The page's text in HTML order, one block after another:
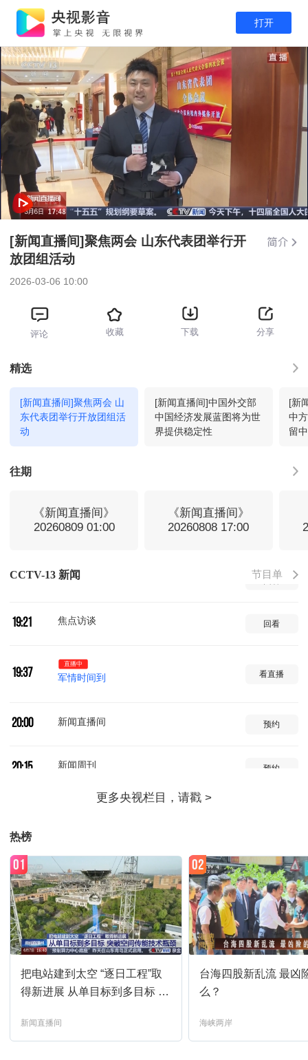
打开
[新闻直播间]聚焦两会 山东代表团举行开
放团组活动
2026-03-06 10:00
评论 收藏 下载 分享
精选
[新闻直播间]聚焦两会 山
东代表团举行开放团组活
动
[新闻直播间]中国外交部
中国经济发展蓝图将为世
界提供稳定性
[新
中
留
往期
《新闻直播间》
20260809 01:00
《新闻直播间》
20260808 17:00
CCTV-13 新闻 节目单
16:15
17:00 新闻直播间
17:15 新闻周刊
新闻调查
19:00 新闻直播间 回看
19:21 焦点访谈 回看
19:37
直播中
军情时间到 看直播
20:00 新闻直播间 预约
20:15 新闻周刊 预约
21:12 预约
22:00 朝闻天下 预约
01:00 新闻直播间 预约
01:12
02:00 新闻直播间
热榜
把电站建到太空 “逐日工程”取
得新进展 从单目标到多目标 突
新闻直播间
01
台海四股新乱流 最凶
么？
海峡两岸
02